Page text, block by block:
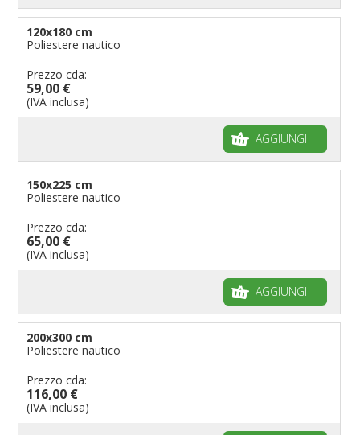
120x180 cm
Poliestere nautico
Prezzo cda:
59,00 €
(IVA inclusa)
AGGIUNGI
150x225 cm
Poliestere nautico
Prezzo cda:
65,00 €
(IVA inclusa)
AGGIUNGI
200x300 cm
Poliestere nautico
Prezzo cda:
116,00 €
(IVA inclusa)